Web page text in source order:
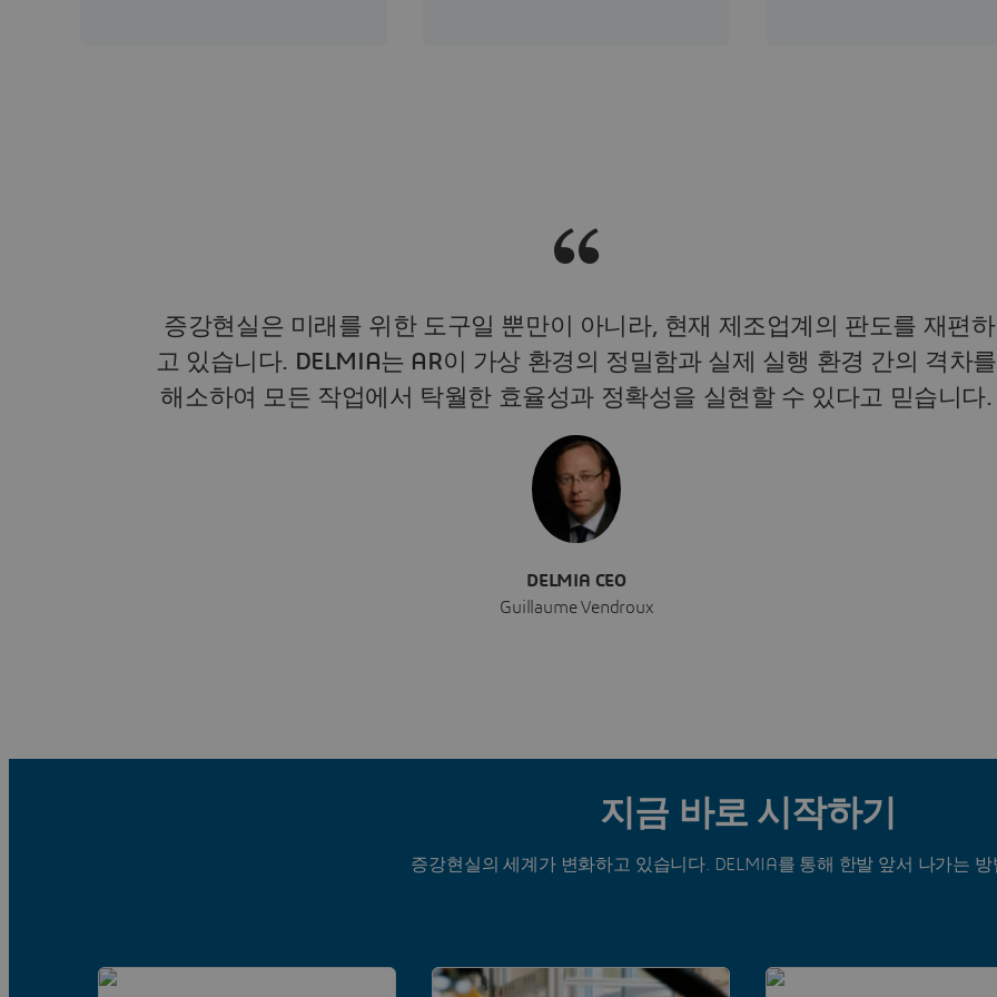
증강현실은 미래를 위한 도구일 뿐만이 아니라, 현재 제조업계의 판도를 재편하
고 있습니다. DELMIA는 AR이 가상 환경의 정밀함과 실제 실행 환경 간의 격차를
해소하여 모든 작업에서 탁월한 효율성과 정확성을 실현할 수 있다고 믿습니다.
DELMIA CEO
Guillaume Vendroux
지금 바로 시작하기
증강현실의 세계가 변화하고 있습니다. DELMIA를 통해 한발 앞서 나가는